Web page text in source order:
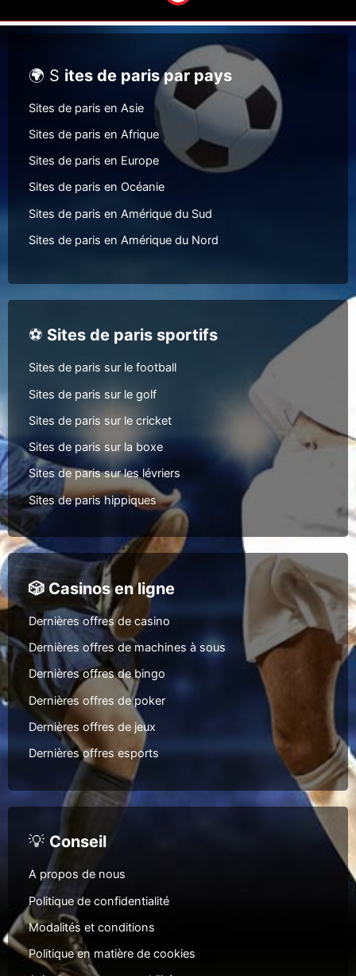
🌍 S ites de paris par pays
Sites de paris en Asie
Sites de paris en Afrique
Sites de paris en Europe
Sites de paris en Océanie
Sites de paris en Amérique du Sud
Sites de paris en Amérique du Nord
⚽ Sites de paris sportifs
Sites de paris sur le football
Sites de paris sur le golf
Sites de paris sur le cricket
Sites de paris sur la boxe
Sites de paris sur les lévriers
Sites de paris hippiques
🎲 Casinos en ligne
Dernières offres de casino
Dernières offres de machines à sous
Dernières offres de bingo
Dernières offres de poker
Dernières offres de jeux
Dernières offres esports
💡 Conseil
A propos de nous
Politique de confidentialité
Modalités et conditions
Politique en matière de cookies